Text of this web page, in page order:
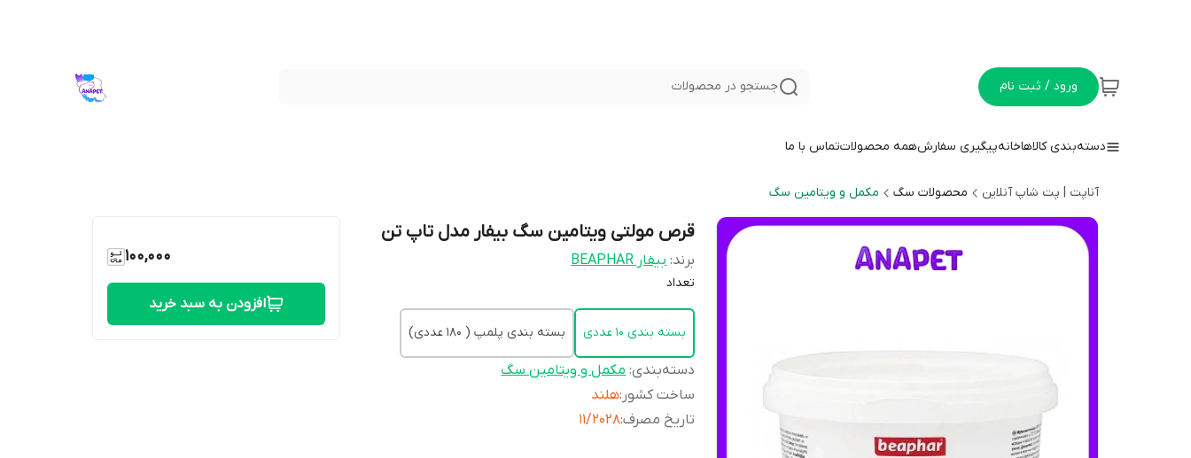
ورود / ثبت نام جستجو در محصولات
دسته‌بندی کالاهاخانهپیگیری سفارشهمه محصولاتتماس با ما
آناپت | پت شاپ آنلاین محصولات سگ مکمل و ویتامین سگ
قرص مولتی ویتامین سگ بیفار مدل تاپ تن
برند: بیفار BEAPHAR
تعداد
بسته بندی 10 عددی بسته بندی پلمپ ( 180 عددی)
دسته‌بندی:مکمل و ویتامین سگ
ساخت کشور :هلند
تاریخ مصرف:
11/2028
100,000
افزودن به سبد خرید